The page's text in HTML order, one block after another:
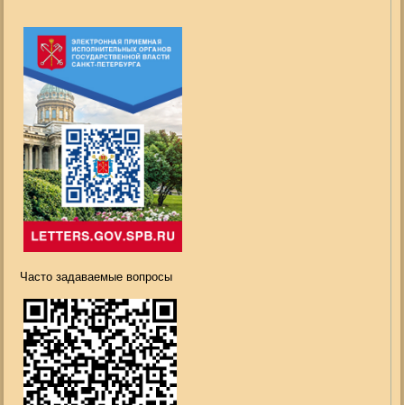
Часто задаваемые вопросы